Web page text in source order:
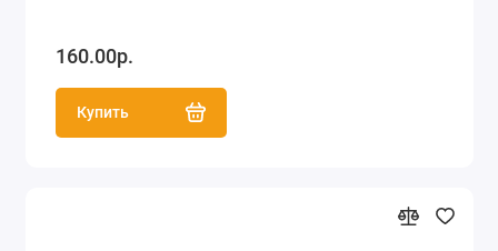
160.00р.
Купить